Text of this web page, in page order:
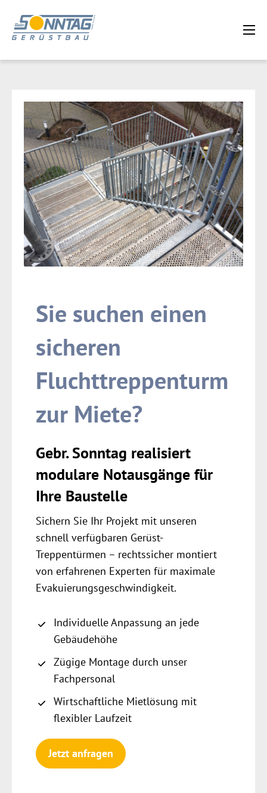
Sie suchen einen
sicheren
Fluchttreppenturm
zur Miete?
Gebr. Sonntag realisiert
modulare Notausgänge für
Ihre Baustelle
Sichern Sie Ihr Projekt mit unseren
schnell verfügbaren Gerüst-
Treppentürmen – rechtssicher montiert
von erfahrenen Experten für maximale
Evakuierungsgeschwindigkeit.
Individuelle Anpassung an jede
Gebäudehöhe
Zügige Montage durch unser
Fachpersonal
Wirtschaftliche Mietlösung mit
flexibler Laufzeit
Jetzt anfragen